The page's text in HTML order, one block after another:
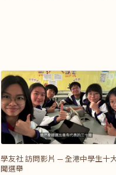
學友社 訪問影片 — 全港中學生十
聞選舉